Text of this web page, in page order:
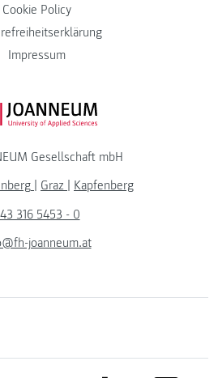
Cookie Policy
Impressum
FH JOANNEUM Logo
Gesellschaft mbH
Graz
Kapfenberg
316 5453 - 0
joanneum.at